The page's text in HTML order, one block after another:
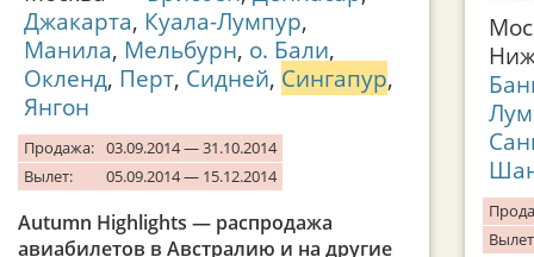
Джакарта, Куала-Лумпур,
Манила, Мельбурн, о. Бали,
Окленд, Перт, Сидней, Сингапур,
Янгон
Продажа: 03.09.2014 — 31.10.2014
Вылет:
05.09.2014 — 15.12.2014
Autumn Highlights — распродажа
авиабилетов в Австралию и на другие